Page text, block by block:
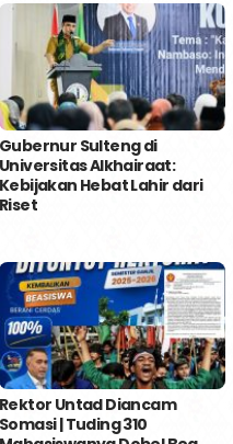
Gubernur Sulteng di
Universitas Alkhairaat:
Kebijakan Hebat Lahir dari
Riset
Rektor Untad Diancam
Somasi | Tuding 310